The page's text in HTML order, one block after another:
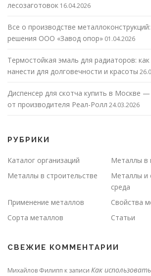
лесозаготовок 16.04.2026
Все о производстве
решения ООО «Завод опор» 01.04.2026
Термостойкая эмаль для радиаторов:
нанести для долговечности и красоты
Диспенсер для скотча купить в Москве
от производителя Реал-Ролл 24.03.2026
РУБРИКИ
Каталог организаций
Металлы в
Металлы в строительстве
Металлы и
среда
Применение металлов
Свойства
Сорта металлов
Статьи
СВЕЖИЕ КОММЕНТАРИИ
Михайлов Филипп к записи Как